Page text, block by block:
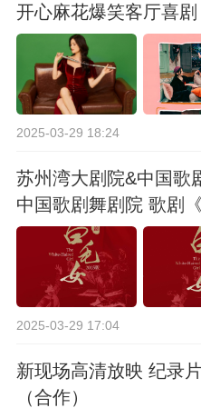
开心麻花爆笑客厅喜剧
2025-03-29 18:24
苏州湾大剧院&中国歌
中国歌剧舞剧院 歌剧《
2025-03-29 17:04
新现场高清放映 纪录
（合作）